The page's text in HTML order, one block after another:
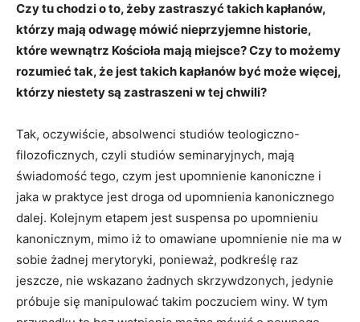
Czy tu chodzi o to, żeby zastraszyć takich kapłanów,
którzy mają odwagę mówić nieprzyjemne historie,
które wewnątrz Kościoła mają miejsce? Czy to możemy
rozumieć tak, że jest takich kapłanów być może więcej,
którzy niestety są zastraszeni w tej chwili?
Tak, oczywiście, absolwenci studiów teologiczno-
filozoficznych, czyli studiów seminaryjnych, mają
świadomość tego, czym jest upomnienie kanoniczne i
jaka w praktyce jest droga od upomnienia kanonicznego
dalej. Kolejnym etapem jest suspensa po upomnieniu
kanonicznym, mimo iż to omawiane upomnienie nie ma w
sobie żadnej merytoryki, ponieważ, podkreślę raz
jeszcze, nie wskazano żadnych skrzywdzonych, jedynie
próbuje się manipulować takim poczuciem winy. W tym